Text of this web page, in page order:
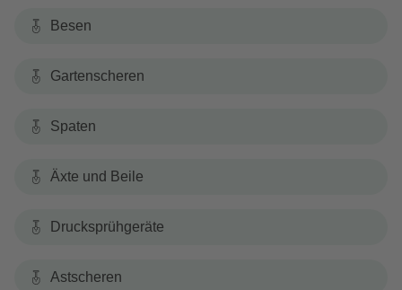
Besen
Gartenscheren
Spaten
Äxte und Beile
Drucksprühgeräte
Astscheren